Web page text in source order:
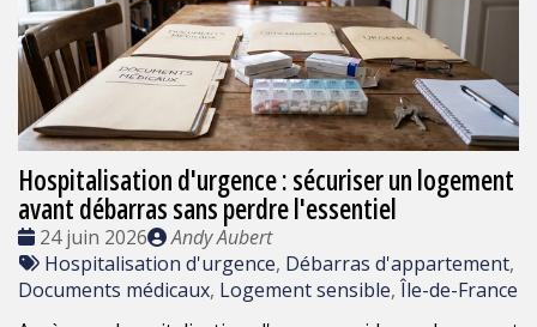
Hospitalisation d'urgence : sécuriser un logement
avant débarras sans perdre l'essentiel
Date
:
24 juin 2026
Publié
par
Andy Aubert
Tags
:
Hospitalisation d'urgence, Débarras d'appartement,
Documents médicaux, Logement sensible, Île-de-France